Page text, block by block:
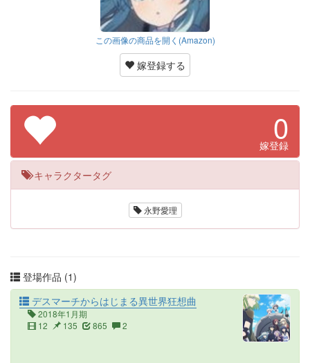
この画像の商品を開く(Amazon)
嫁登録する
0
嫁登録
キャラクタータグ
永野愛理
登場作品 (1)
デスマーチからはじまる異世界狂想曲
2018年1月期
12
135 865 2